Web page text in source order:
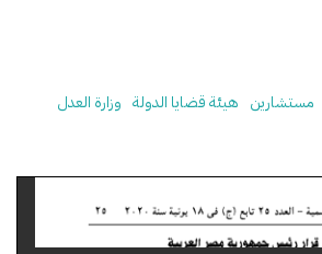
مستشارين هيئة قضايا الدولة وزارة العدل